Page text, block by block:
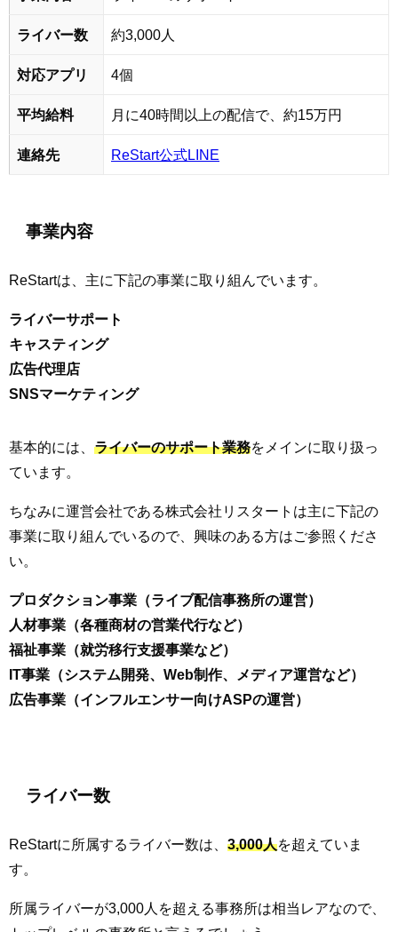
ライバー数 約3,000人
対応アプリ 4個
平均給料 月に40時間以上の配信で、約15万円
連絡先 ReStart公式LINE
事業内容
ReStartは、主に下記の事業に取り組んでいます。
ライバーサポート
キャスティング
広告代理店
SNSマーケティング
基本的には、 ライバーのサポート業務をメインに取り扱っ
ています。
ちなみに運営会社である株式会社リスタートは主に下記の
事業に取り組んでいるので、興味のある方はご参照くださ
い。
プロダクション事業（ライブ配信事務所の運営）
人材事業（各種商材の営業代行など）
福祉事業（就労移行支援事業など）
IT事業（システム開発、Web制作、メディア運営など）
広告事業（インフルエンサー向けASPの運営）
ライバー数
ReStartに所属するライバー数は、 3,000人を超えていま
す。
所属ライバーが3,000人を超える事務所は相当レアなので、